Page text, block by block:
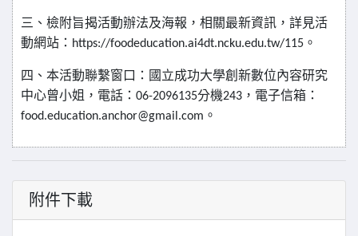
三、檢附旨揭活動辦法及海報，相關最新資訊，詳見活
動網站： https://foodeducation.ai4dt.ncku.edu.tw/115 。
四、本活動聯繫窗口：國立成功大學創新數位內容研究
中心曾小姐，電話： 06-2096135分機243 ，電子信箱：
food.education.anchor@gmail.com 。
附件下載